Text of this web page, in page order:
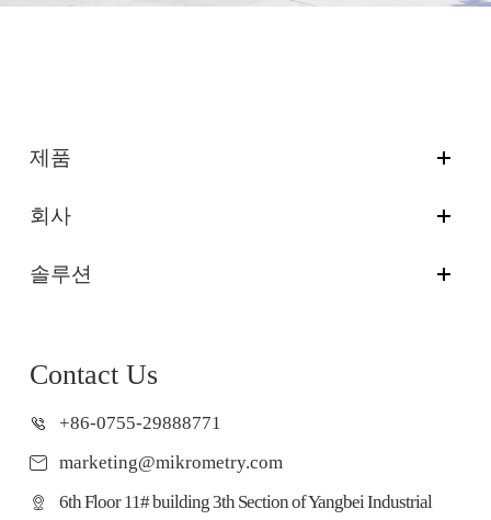
제품
회사
솔루션
Contact Us
+86-0755-29888771
marketing@mikrometry.com
6th Floor 11# building 3th Section of Yangbei Industrial